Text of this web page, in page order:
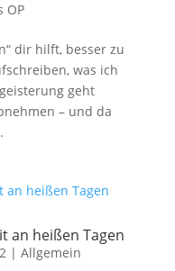
OP
dir hilft, besser zu
was ich
geht
– und da
an heißen Tagen
| Allgemein